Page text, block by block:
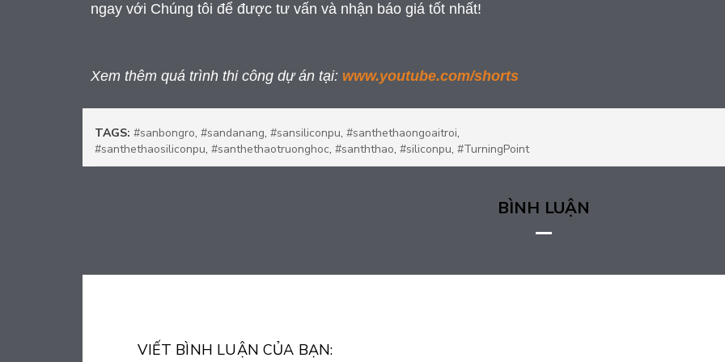
ngay với Chúng tôi để được tư vấn và nhận báo giá tốt nhất!
Xem thêm quá trình thi công dự án tại: www.youtube.com/shorts
TAGS: #sanbongro, #sandanang, #sansiliconpu, #santhethaongoaitroi,
#santhethaosiliconpu, #santhethaotruonghoc, #sanththao, #siliconpu, #TurningPoint
BÌNH LUẬN
VIẾT BÌNH LUẬN CỦA BẠN: